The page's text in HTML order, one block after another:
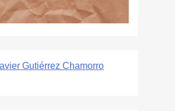
Gutiérrez Chamorro